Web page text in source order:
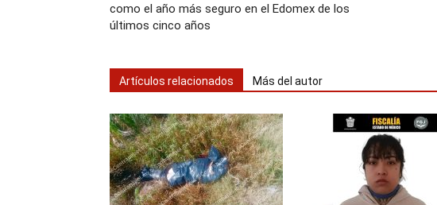
como el año más seguro en el Edomex de los
últimos cinco años
Artículos relacionados Más del autor